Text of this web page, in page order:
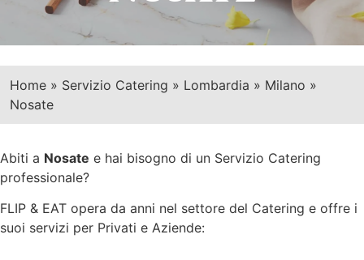
Home » Servizio Catering » Lombardia » Milano »
Nosate
Abiti a Nosate e hai bisogno di un Servizio Catering
professionale?
FLIP & EAT opera da anni nel settore del Catering e offre i
suoi servizi per Privati e Aziende: